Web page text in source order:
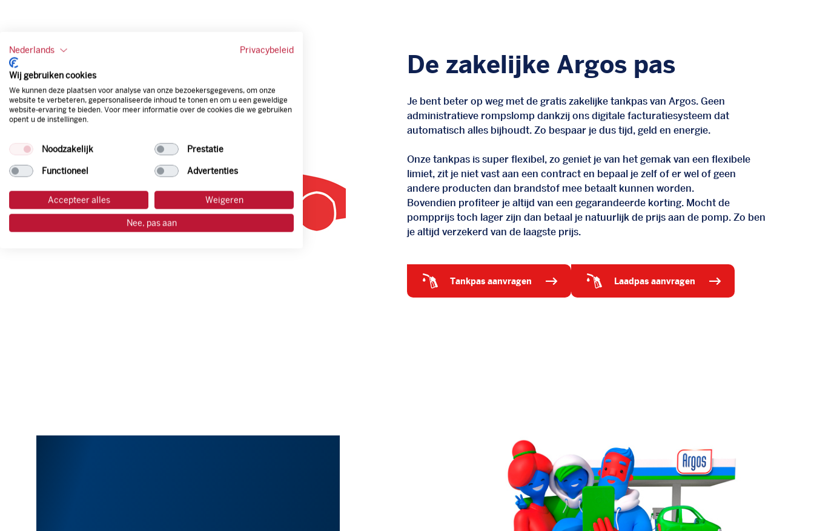
De zakelijke Argos pas
Je bent beter op weg met de gratis zakelijke tankpas van Argos. Geen
administratieve rompslomp dankzij ons digitale facturatiesysteem dat
automatisch alles bijhoudt. Zo bespaar je dus tijd, geld en energie.
Onze tankpas is super flexibel, zo geniet je van het gemak van een flexibele
limiet, zit je niet vast aan een contract en bepaal je zelf of er wel of geen
andere producten dan brandstof mee betaalt kunnen worden.
Bovendien profiteer je altijd van een gegarandeerde korting. Mocht de
pompprijs toch lager zijn dan betaal je natuurlijk de prijs aan de pomp. Zo ben
je altijd verzekerd van de laagste prijs.
tankpas aanvragen laadpas aanvragen
Nederlands Privacybeleid
Wij gebruiken cookies
We kunnen deze plaatsen voor analyse van onze bezoekersgegevens, om onze
website te verbeteren, gepersonaliseerde inhoud te tonen en om u een geweldige
website-ervaring te bieden. Voor meer informatie over de cookies die we gebruiken
opent u de instellingen.
Noodzakelijk Prestatie
Functioneel Advertenties
Accepteer alles Weigeren
Nee, pas aan